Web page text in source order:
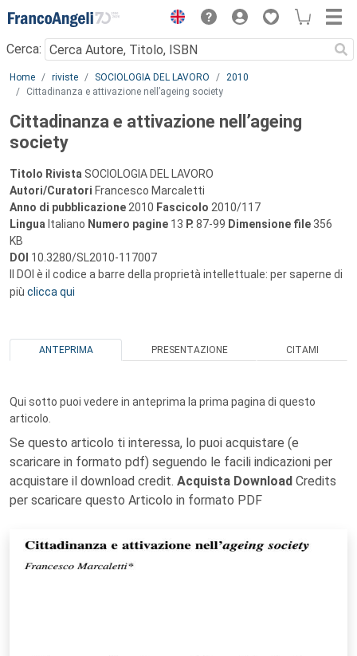
Menu
Cerca:
Main content
Home riviste SOCIOLOGIA DEL LAVORO
2010
Cittadinanza e attivazione nell’ageing society
Cittadinanza e attivazione nell’ageing
society
Titolo Rivista SOCIOLOGIA DEL LAVORO
Autori/Curatori Francesco Marcaletti
Anno di pubblicazione 2010 Fascicolo 2010/117
Lingua Italiano Numero pagine 13 P. 87-99 Dimensione file 356
KB
DOI 10.3280/SL2010-117007
Il DOI è il codice a barre della proprietà intellettuale: per saperne di
più clicca qui
ANTEPRIMA PRESENTAZIONE CITAMI
Qui sotto puoi vedere in anteprima la prima pagina di questo
articolo.
Se questo articolo ti interessa, lo puoi acquistare (e
scaricare in formato pdf) seguendo le facili indicazioni per
acquistare il download credit. Acquista Download Credits
per scaricare questo Articolo in formato PDF